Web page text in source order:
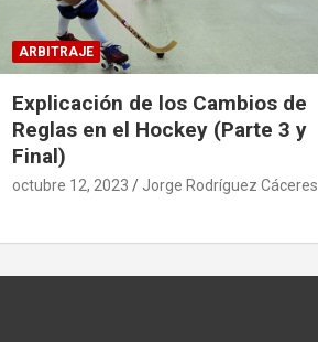
ARBITRAJE
Explicación de los Cambios de
Reglas en el Hockey (Parte 3 y
Final)
octubre 12, 2023 Jorge Rodríguez Cáceres